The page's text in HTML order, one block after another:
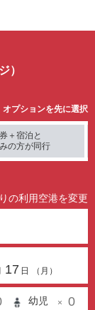
）
オプションを先に選択
＋宿泊と
の方が同行
の利用空港を変更
17 日 （ 月 ）
幼児 × 0